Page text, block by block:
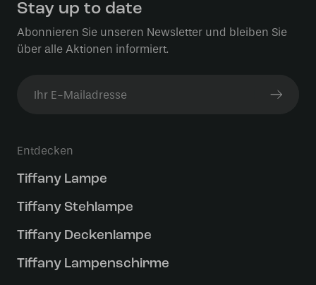
Stay up to date
Abonnieren Sie unseren Newsletter und bleiben Sie
über alle Aktionen informiert.
Entdecken
Tiffany Lampe
Tiffany Stehlampe
Tiffany Deckenlampe
Tiffany Lampenschirme